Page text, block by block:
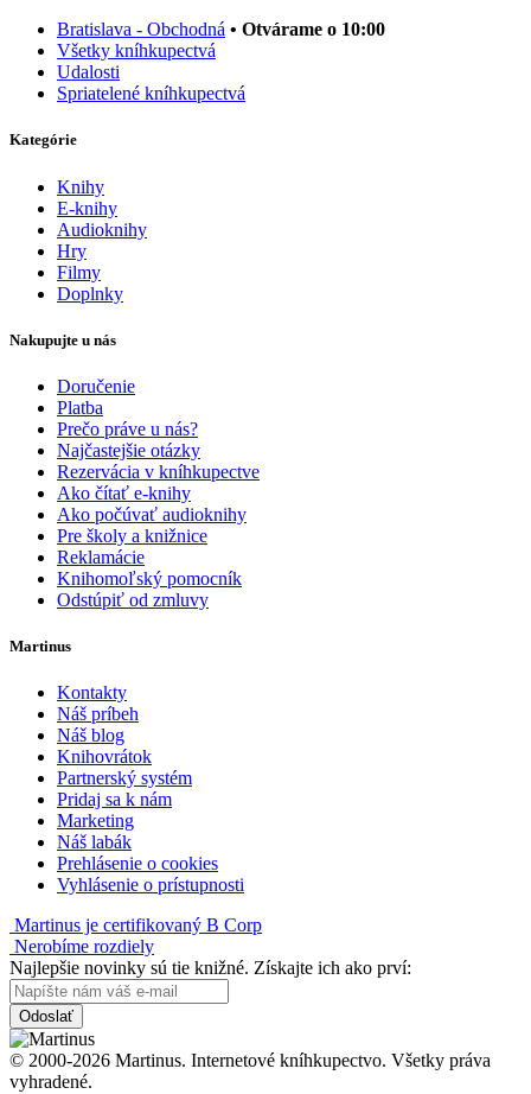
Bratislava - Obchodná • Otvárame o 10:00
Všetky kníhkupectvá
Udalosti
Spriatelené kníhkupectvá
Kategórie
Knihy
E-knihy
Audioknihy
Hry
Filmy
Doplnky
Nakupujte u nás
Doručenie
Platba
Prečo práve u nás?
Najčastejšie otázky
Rezervácia v kníhkupectve
Ako čítať e-knihy
Ako počúvať audioknihy
Pre školy a knižnice
Reklamácie
Knihomoľský pomocník
Odstúpiť od zmluvy
Martinus
Kontakty
Náš príbeh
Náš blog
Knihovrátok
Partnerský systém
Pridaj sa k nám
Marketing
Náš labák
Prehlásenie o cookies
Vyhlásenie o prístupnosti
Martinus je certifikovaný B Corp
Nerobíme rozdiely
Najlepšie novinky sú tie knižné. Získajte ich ako prví:
Odoslať
© 2000-2026 Martinus. Internetové kníhkupectvo. Všetky práva
vyhradené.